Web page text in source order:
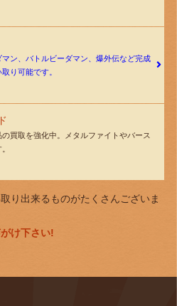
マン、バトルビーダマン、爆外伝など完成
り可能です。
買取を強化中。メタルファイトやバース
り出来るものがたくさんございま
け下さい!